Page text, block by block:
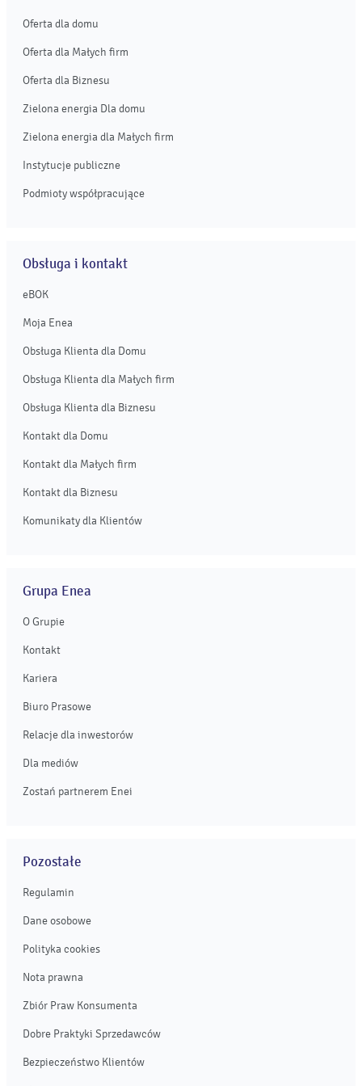
Oferta dla domu
Oferta dla Małych firm
Oferta dla Biznesu
Zielona energia Dla domu
Zielona energia dla Małych firm
Instytucje publiczne
Podmioty współpracujące
Obsługa i kontakt
eBOK
Moja Enea
Obsługa Klienta dla Domu
Obsługa Klienta dla Małych firm
Obsługa Klienta dla Biznesu
Kontakt dla Domu
Kontakt dla Małych firm
Kontakt dla Biznesu
Komunikaty dla Klientów
Grupa Enea
O Grupie
Kontakt
Kariera
Biuro Prasowe
Relacje dla inwestorów
Dla mediów
Zostań partnerem Enei
Pozostałe
Regulamin
Dane osobowe
Polityka cookies
Nota prawna
Zbiór Praw Konsumenta
Dobre Praktyki Sprzedawców
Bezpieczeństwo Klientów